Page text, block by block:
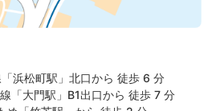
浜松町駅」北口から 徒歩 6 分
「大門駅」B1出口から 徒歩 7 分